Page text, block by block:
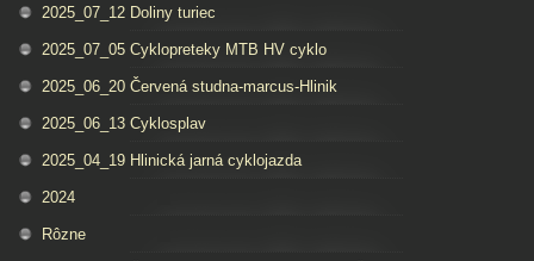
2025_07_12 Doliny turiec
2025_07_05 Cyklopreteky MTB HV cyklo
2025_06_20 Červená studna-marcus-Hlinik
2025_06_13 Cyklosplav
2025_04_19 Hlinická jarná cyklojazda
2024
Rôzne